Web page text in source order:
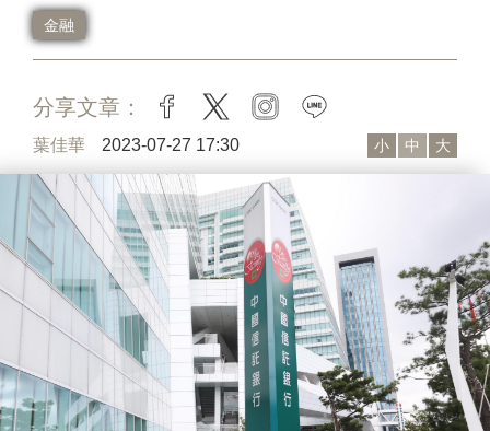
金融
分享文章： facebook
twitter instagram
葉佳華 2023-07-27 17:30 小 中 大